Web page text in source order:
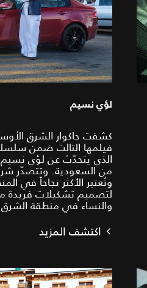
لؤي نسيم
كشفت جاكوار الشرق
الذي يتحدّث عن لؤي
من السعودية. وتتصدّر
وتُعتبر الأكثر نجاحاً في
لتصميم تشكيلات فريدة
والنساء في منطقة
اكتشف المزيد